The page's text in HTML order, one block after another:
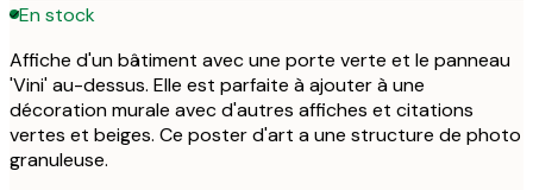
En stock
Affiche d'un bâtiment avec une porte verte et le panneau
'Vini' au-dessus. Elle est parfaite à ajouter à une
décoration murale avec d'autres affiches et citations
vertes et beiges. Ce poster d'art a une structure de photo
granuleuse.